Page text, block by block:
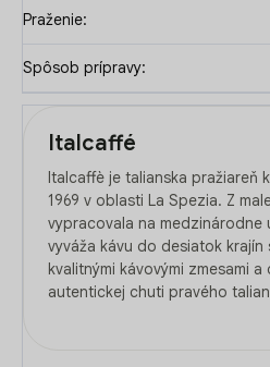
Praženie:
Spôsob prípravy:
Italcaffé
Italcaffè je talianska pražiareň
1969 v oblasti La Spezia. Z
vypracovala na medzinárodne
vyváža kávu do desiatok krajín
kvalitnými kávovými zmesami
autentickej chuti pravého